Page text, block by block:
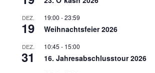
DEZ.
19
19:00 -23:59
Weihnachtsfeier 2026
DEZ.
31
10:45 - 15:00
16. Jahresabschlusstour 2026